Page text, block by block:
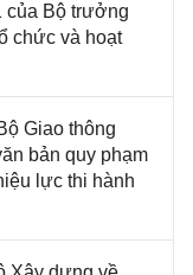
của Bộ trưởng
chức và hoạt
Giao thông
bản quy phạm
lực thi hành